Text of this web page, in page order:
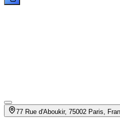
77 Rue d'Aboukir, 75002 Paris,